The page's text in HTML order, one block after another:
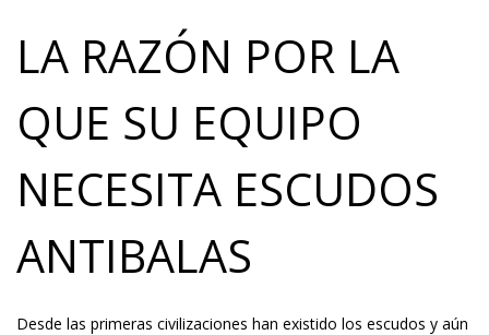
LA RAZÓN POR LA
QUE SU EQUIPO
NECESITA ESCUDOS
ANTIBALAS
Desde las primeras civilizaciones han existido los escudos y aún